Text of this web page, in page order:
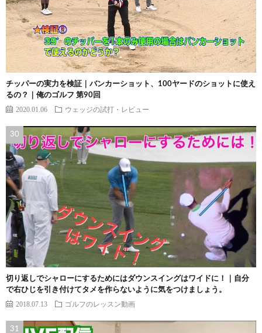
チッパーの実力を検証｜バンカーショット、100ヤードのショットに使え
るの？｜俺のゴルフ 第90回
2020.01.06 ウェッジの試打・レビュー
切り返しでシャローにするためにはダウンスイングはワイドに！｜自分
で右ひじを引き付けてタメを作らないように気をつけましょう。
2018.07.13 ゴルフのレッスン動画